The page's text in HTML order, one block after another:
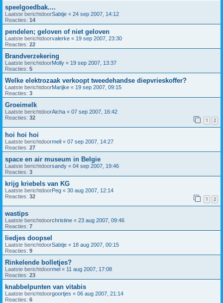
speelgoedbak....
Laatste berichtdoorSabtje « 24 sep 2007, 14:12
Reacties: 14
pendelen; geloven of niet geloven
Laatste berichtdoorvalerke « 19 sep 2007, 23:30
Reacties: 22
Brandverzekering
Laatste berichtdoorMolly « 19 sep 2007, 13:37
Reacties: 5
Welke elektrozaak verkoopt tweedehandse diepvrieskoffer?
Laatste berichtdoorMarijke « 19 sep 2007, 09:15
Reacties: 3
Groeimelk
Laatste berichtdoorAicha « 07 sep 2007, 16:42
Reacties: 32 1 2
hoi hoi hoi
Laatste berichtdoormell « 07 sep 2007, 14:27
Reacties: 27
space en air museum in Belgie
Laatste berichtdoorsandy « 04 sep 2007, 19:46
Reacties: 3
krijg kriebels van KG
Laatste berichtdoorPeg « 30 aug 2007, 12:14
Reacties: 32 1 2
wastips
Laatste berichtdoorchristine « 23 aug 2007, 09:46
Reacties: 7
liedjes doopsel
Laatste berichtdoorSabtje « 18 aug 2007, 00:15
Reacties: 9
Rinkelende bolletjes?
Laatste berichtdoormel « 11 aug 2007, 17:08
Reacties: 23
knabbelpunten van vitabis
Laatste berichtdoorgoortjes « 06 aug 2007, 21:14
Reacties: 6